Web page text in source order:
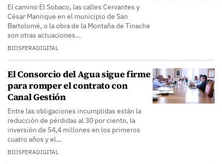
El camino El Sobaco, las calles Cervantes y
César Manrique en el municipio de San
Bartolomé, o la obra de la Montaña de Tinache
son otras actuaciones…
BIOSFERADIGITAL
El Consorcio del Agua sigue firme
para romper el contrato con
Canal Gestión
Entre las obligaciones incumplidas están la
reducción de pérdidas al 30 por ciento, la
inversión de 54,4 millones en los primeros
cuatro años y el…
BIOSFERADIGITAL